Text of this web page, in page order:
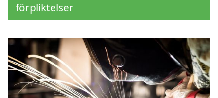
förpliktelser